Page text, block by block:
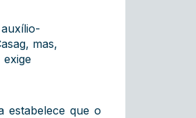
mas,
exige
estabelece que o